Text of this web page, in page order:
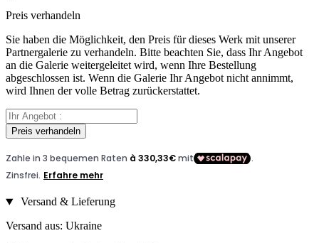
Preis verhandeln
Sie haben die Möglichkeit, den Preis für dieses Werk mit unserer
Partnergalerie zu verhandeln. Bitte beachten Sie, dass Ihr Angebot
an die Galerie weitergeleitet wird, wenn Ihre Bestellung
abgeschlossen ist. Wenn die Galerie Ihr Angebot nicht annimmt,
wird Ihnen der volle Betrag zurückerstattet.
Preis verhandeln
Versand & Lieferung
Versand aus: Ukraine